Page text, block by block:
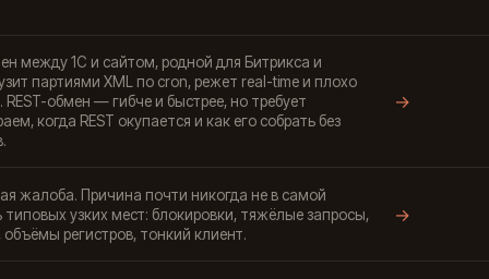
между 1С и сайтом, родной для Битрикса и
партиями XML по cron, режет real-time и плохо
обмен — гибче и быстрее, но требует
когда REST окупается и как его собрать без
→
жалоба. Причина почти никогда не в самой
узких мест: блокировки, тяжёлые запросы,
регистров, тонкий клиент.
→